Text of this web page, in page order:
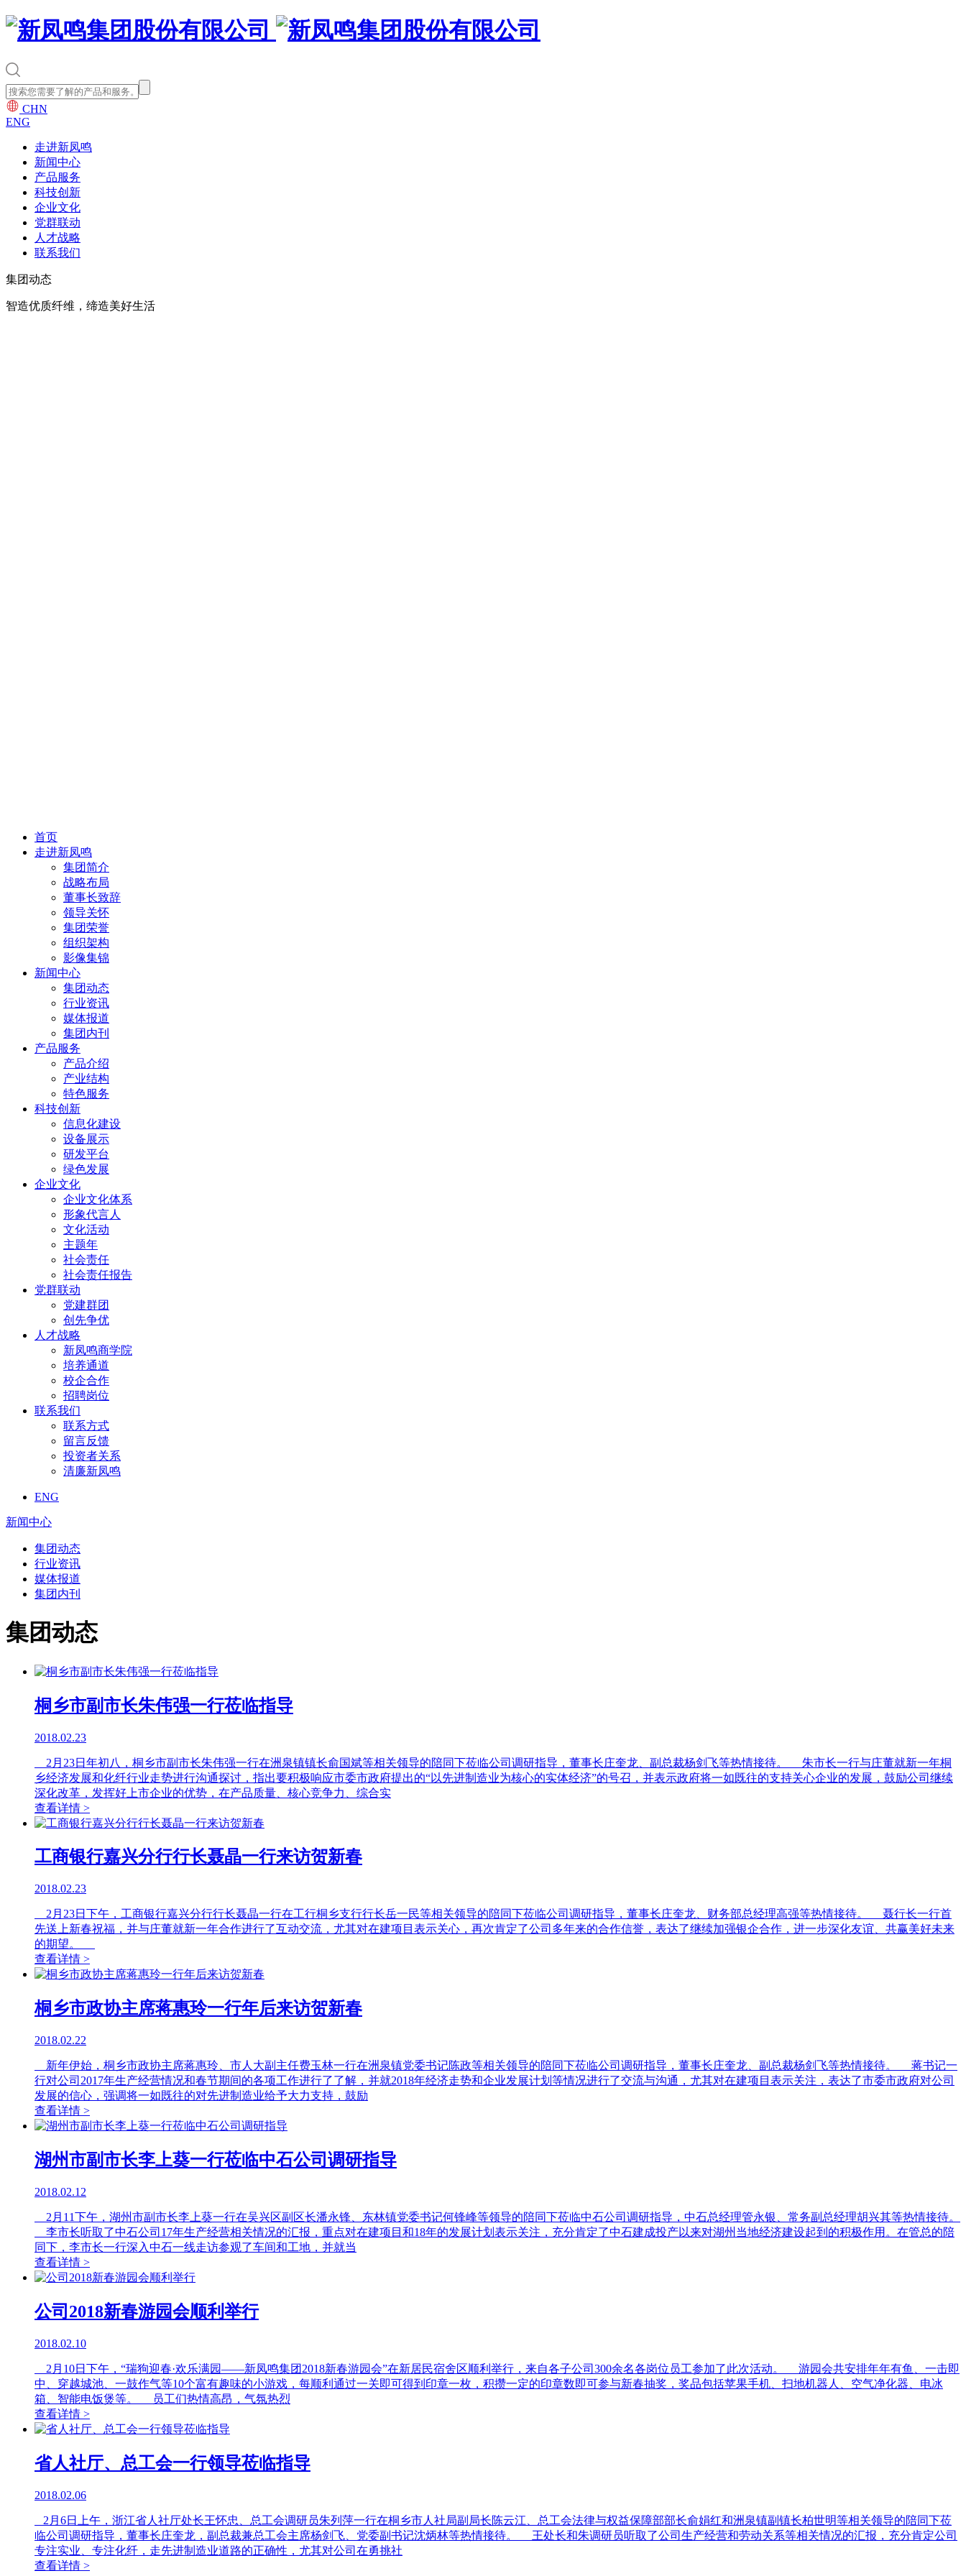
CHN
ENG
走进新凤鸣
新闻中心
产品服务
科技创新
企业文化
党群联动
人才战略
联系我们
集团动态
智造优质纤维，缔造美好生活
首页
走进新凤鸣
集团简介
战略布局
董事长致辞
领导关怀
集团荣誉
组织架构
影像集锦
新闻中心
集团动态
行业资讯
媒体报道
集团内刊
产品服务
产品介绍
产业结构
特色服务
科技创新
信息化建设
设备展示
研发平台
绿色发展
企业文化
企业文化体系
形象代言人
文化活动
主题年
社会责任
社会责任报告
党群联动
党建群团
创先争优
人才战略
新凤鸣商学院
培养通道
校企合作
招聘岗位
联系我们
联系方式
留言反馈
投资者关系
清廉新凤鸣
ENG
新闻中心
集团动态
行业资讯
媒体报道
集团内刊
集团动态
桐乡市副市长朱伟强一行莅临指导
2018.02.23
2月23日年初八，桐乡市副市长朱伟强一行在洲泉镇镇长俞国斌等相关领导的陪同下莅临公司调研指导，董事长庄奎龙、副总裁杨剑飞等热情接待。 朱市长一行与庄董就新一年桐
乡经济发展和化纤行业走势进行沟通探讨，指出要积极响应市委市政府提出的“以先进制造业为核心的实体经济”的号召，并表示政府将一如既往的支持关心企业的发展，鼓励公司继续
深化改革，发挥好上市企业的优势，在产品质量、核心竞争力、综合实
查看详情 >
工商银行嘉兴分行行长聂晶一行来访贺新春
2018.02.23
2月23日下午，工商银行嘉兴分行行长聂晶一行在工行桐乡支行行长岳一民等相关领导的陪同下莅临公司调研指导，董事长庄奎龙、财务部总经理高强等热情接待。 聂行长一行首
先送上新春祝福，并与庄董就新一年合作进行了互动交流，尤其对在建项目表示关心，再次肯定了公司多年来的合作信誉，表达了继续加强银企合作，进一步深化友谊、共赢美好未来
的期望。
查看详情 >
桐乡市政协主席蒋惠玲一行年后来访贺新春
2018.02.22
新年伊始，桐乡市政协主席蒋惠玲、市人大副主任费玉林一行在洲泉镇党委书记陈政等相关领导的陪同下莅临公司调研指导，董事长庄奎龙、副总裁杨剑飞等热情接待。 蒋书记一
行对公司2017年生产经营情况和春节期间的各项工作进行了了解，并就2018年经济走势和企业发展计划等情况进行了交流与沟通，尤其对在建项目表示关注，表达了市委市政府对公司
发展的信心，强调将一如既往的对先进制造业给予大力支持，鼓励
查看详情 >
湖州市副市长李上葵一行莅临中石公司调研指导
2018.02.12
2月11下午，湖州市副市长李上葵一行在吴兴区副区长潘永锋、东林镇党委书记何锋峰等领导的陪同下莅临中石公司调研指导，中石总经理管永银、常务副总经理胡兴其等热情接待。
李市长听取了中石公司17年生产经营相关情况的汇报，重点对在建项目和18年的发展计划表示关注，充分肯定了中石建成投产以来对湖州当地经济建设起到的积极作用。在管总的陪
同下，李市长一行深入中石一线走访参观了车间和工地，并就当
查看详情 >
公司2018新春游园会顺利举行
2018.02.10
2月10日下午，“瑞狗迎春·欢乐满园——新凤鸣集团2018新春游园会”在新居民宿舍区顺利举行，来自各子公司300余名各岗位员工参加了此次活动。 游园会共安排年年有鱼、一击即
中、穿越城池、一鼓作气等10个富有趣味的小游戏，每顺利通过一关即可得到印章一枚，积攒一定的印章数即可参与新春抽奖，奖品包括苹果手机、扫地机器人、空气净化器、电冰
箱、智能电饭煲等。 员工们热情高昂，气氛热烈
查看详情 >
省人社厅、总工会一行领导莅临指导
2018.02.06
2月6日上午，浙江省人社厅处长王怀忠、总工会调研员朱列萍一行在桐乡市人社局副局长陈云江、总工会法律与权益保障部部长俞娟红和洲泉镇副镇长柏世明等相关领导的陪同下莅
临公司调研指导，董事长庄奎龙，副总裁兼总工会主席杨剑飞、党委副书记沈炳林等热情接待。 王处长和朱调研员听取了公司生产经营和劳动关系等相关情况的汇报，充分肯定公司
专注实业、专注化纤，走先进制造业道路的正确性，尤其对公司在勇挑社
查看详情 >